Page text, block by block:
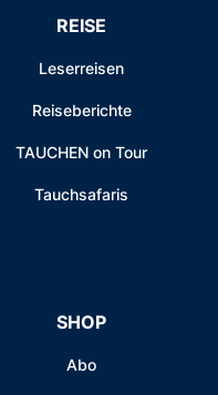
REISE
Leserreisen
Reiseberichte
TAUCHEN on Tour
Tauchsafaris
SHOP
Abo